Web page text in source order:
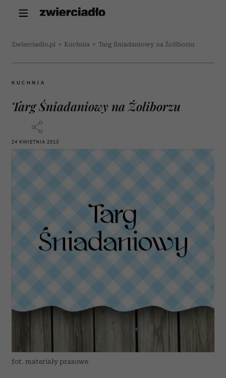
Zwierciadlo.pl > Kuchnia > Targ Śniadaniowy na Żoliborzu
KUCHNIA
Targ Śniadaniowy na Żoliborzu
24 KWIETNIA 2013
fot. materiały prasowe